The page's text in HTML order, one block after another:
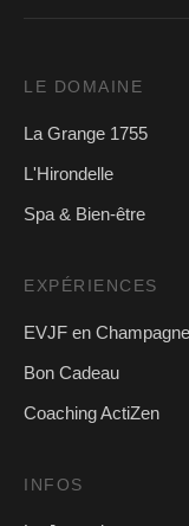
LE DOMAINE
La Grange 1755
L'Hirondelle
Spa & Bien-être
EXPÉRIENCES
EVJF en Champagne
Bon Cadeau
Coaching ActiZen
INFOS